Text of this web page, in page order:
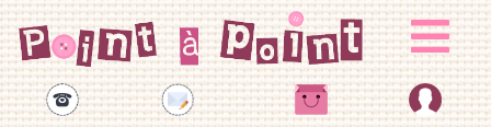
Panneau de gestion des cookies